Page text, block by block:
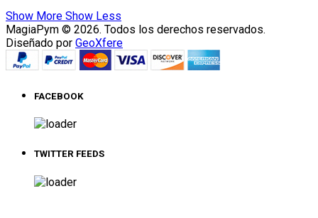
Show More Show Less
MagiaPym © 2026. Todos los derechos reservados.
Diseñado por GeoXfere
FACEBOOK
TWITTER FEEDS